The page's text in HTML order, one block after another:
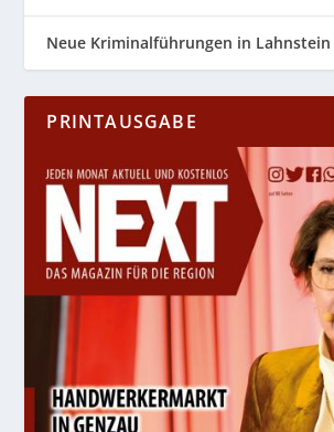
Neue Kriminalführungen in Lahnstein
PRINTAUSGABE